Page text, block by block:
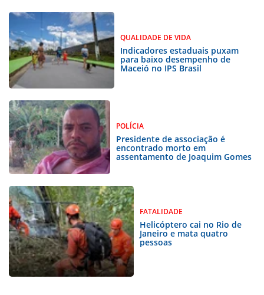
QUALIDADE DE VIDA
Indicadores estaduais puxam
para baixo desempenho de
Maceió no IPS Brasil
POLÍCIA
Presidente de associação é
encontrado morto em
assentamento de Joaquim Gomes
FATALIDADE
Helicóptero cai no Rio de
Janeiro e mata quatro
pessoas